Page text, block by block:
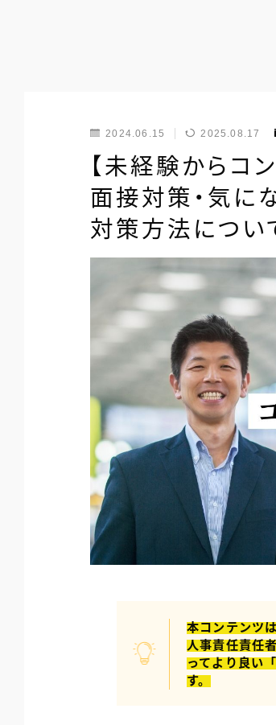
2024.06.15 2025.08.17
【未経験からコ
面接対策・気に
対策方法につい
本コンテンツ
人事責任責任
ってより良い
す。